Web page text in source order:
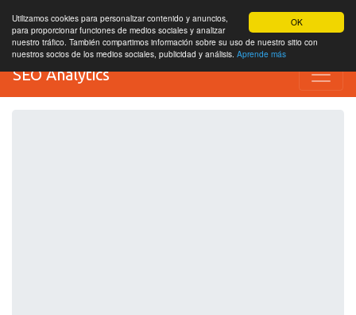
OK
Utilizamos cookies para personalizar contenido y anuncios,
para proporcionar funciones de medios sociales y analizar
nuestro tráfico. También compartimos información sobre su uso de nuestro sitio con
nuestros socios de los medios sociales, publicidad y análisis. Aprende más
SEO Analytics